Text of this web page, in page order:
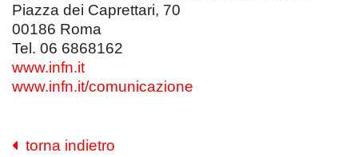
Piazza dei Caprettari, 70
00186 Roma
Tel. 06 6868162
www.infn.it
www.infn.it/comunicazione
torna indietro